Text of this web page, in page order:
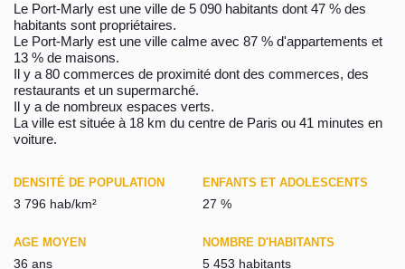
Le Port-Marly est une ville de 5 090 habitants dont 47 % des
habitants sont propriétaires.
Le Port-Marly est une ville calme avec 87 % d'appartements et
13 % de maisons.
Il y a 80 commerces de proximité dont des commerces, des
restaurants et un supermarché.
Il y a de nombreux espaces verts.
La ville est située à 18 km du centre de Paris ou 41 minutes en
voiture.
DENSITÉ DE POPULATION
3 796 hab/km²
ENFANTS ET ADOLESCENTS
27 %
AGE MOYEN
36 ans
NOMBRE D'HABITANTS
5 453 habitants